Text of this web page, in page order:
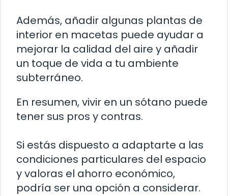
Además, añadir algunas plantas de
interior en macetas puede ayudar a
mejorar la calidad del aire y añadir
un toque de vida a tu ambiente
subterráneo.
En resumen, vivir en un sótano puede
tener sus pros y contras.
Si estás dispuesto a adaptarte a las
condiciones particulares del espacio
y valoras el ahorro económico,
podría ser una opción a considerar.